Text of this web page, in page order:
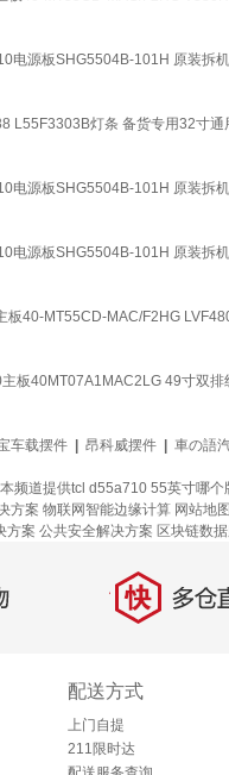
电源板SHG5504B-101H 原装拆
L55F3303B灯条 备货专用32寸通
电源板SHG5504B-101H 原装拆
电源板SHG5504B-101H 原装拆
40-MT55CD-MAC/F2HG
板40MT07A1MAC2LG 49寸双排
车载摆件 昂科威摆件 車の語
频道提供tcl d55a710 55英寸哪
方案 物联网智能边缘计算 网站地图
方案 公共安全解决方案 区块链数
快 多仓直
配送方式
上门自提
211限时达